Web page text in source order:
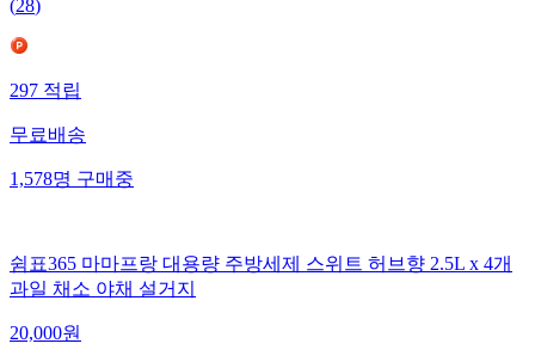
(28)
297적립
무료배송
1,578명구매중
쉼표365 마마프랑 대용량 주방세제 스위트 허브향 2.5L x 4개
과일 채소 야채 설거지
20,000원